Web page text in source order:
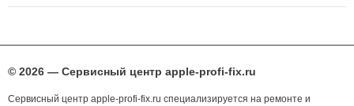
© 2026 — Сервисный центр apple-profi-fix.ru
Сервисный центр apple-profi-fix.ru специализируется на ремонте и